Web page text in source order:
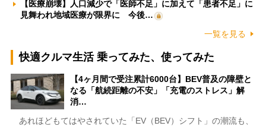
【医療崩壊】人口減少で「医師不足」に加えて「患者不足」に
見舞われ地域医療が限界に 今後…
一覧を見る
快適クルマ生活 乗ってみた、使ってみた
【4ヶ月間で受注累計6000台】BEV普及の障壁と
なる「航続距離の不安」「充電のストレス」解
消…
あれほどもてはやされていた「EV（BEV）シフト」の潮流も、